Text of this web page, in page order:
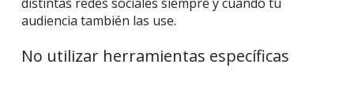
audiencia también las use.
No utilizar herramientas específicas